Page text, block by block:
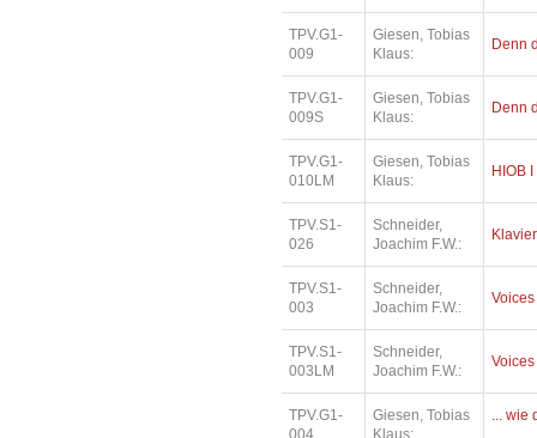
TPV.G1-
009
Giesen, Tobias
Klaus:
Denn
TPV.G1-
009S
Giesen, Tobias
Klaus:
Denn
TPV.G1-
010LM
Giesen, Tobias
Klaus:
HIOB I
TPV.S1-
026
Schneider,
Joachim F.W.:
TPV.S1-
003
Schneider,
Joachim F.W.:
Voices
TPV.S1-
003LM
Schneider,
Joachim F.W.:
Voices
TPV.G1-
004
Giesen, Tobias
Klaus:
... wie
...